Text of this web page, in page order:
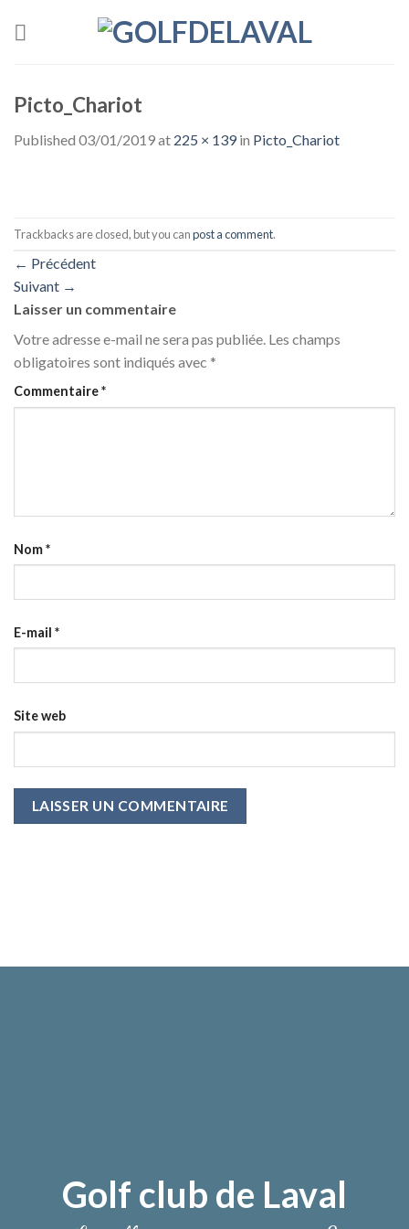
Picto_Chariot
Published 03/01/2019at 225 × 139in Picto_Chariot
Trackbacks are closed, but you canpost a comment.
← Précédent
Suivant →
Laisser un commentaire
Votre adresse e-mail ne sera pas publiée. Les champs
obligatoires sont indiqués avec *
Commentaire*
Nom*
E-mail *
Site web
Golf club de Laval